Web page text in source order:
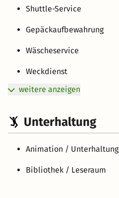
Shuttle-Service
Gepäckaufbewahrung
Wäscheservice
Weckdienst
weitere anzeigen
Unterhaltung
Animation / Unterhaltung
Bibliothek / Leseraum